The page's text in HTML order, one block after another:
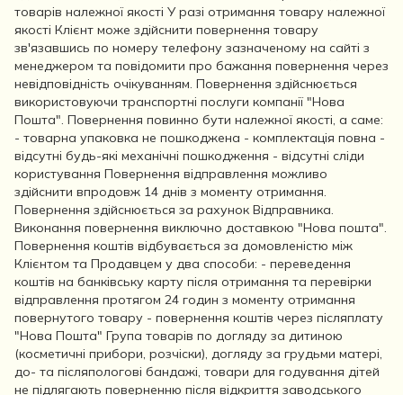
товарів належної якості У разі отримання товару належної
якості Клієнт може здійснити повернення товару
зв'язавшись по номеру телефону зазначеному на сайті з
менеджером та повідомити про бажання повернення через
невідповідність очікуванням. Повернення здійснюється
використовуючи транспортні послуги компанії "Нова
Пошта". Повернення повинно бути належної якості, а саме:
- товарна упаковка не пошкоджена - комплектація повна -
відсутні будь-які механічні пошкодження - відсутні сліди
користування Повернення відправлення можливо
здійснити впродовж 14 днів з моменту отримання.
Повернення здійснюється за рахунок Відправника.
Виконання повернення виключно доставкою "Нова пошта".
Повернення коштів відбувається за домовленістю між
Клієнтом та Продавцем у два способи: - переведення
коштів на банківську карту після отримання та перевірки
відправлення протягом 24 годин з моменту отримання
повернутого товару - повернення коштів через післяплату
"Нова Пошта" Група товарів по догляду за дитиною
(косметичні прибори, розчіски), догляду за грудьми матері,
до- та післяпологові бандажі, товари для годування дітей
не підлягають поверненню після відкриття заводського